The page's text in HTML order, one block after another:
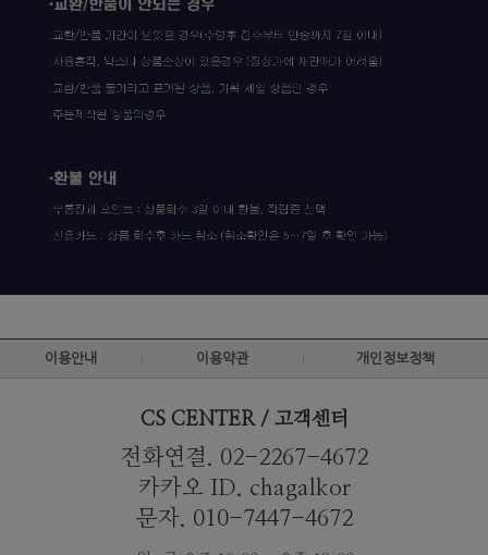
이용안내 이용약관 개인정보정책
CS CENTER / 고객센터
전화연결. 02-2267-4672
카카오 ID. chagalkor
문자. 010-7447-4672